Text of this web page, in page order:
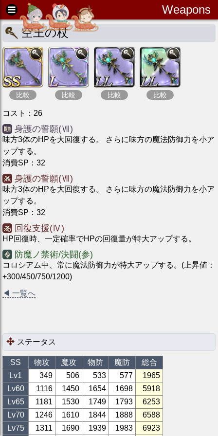
Weapons
空王の杖
比較 比較 比較 比較
コスト ： 26
身護の誓願(Ⅶ)
味方3体のHPを大回復する。 さらに味方の魔法防御力を小ア
ップする。
消費SP ： 32
身護の誓願(Ⅶ)
味方3体のHPを大回復する。 さらに味方の魔法防御力を小ア
ップする。
消費SP ： 32
回復支援(Ⅳ)
HP回復時、一定確率でHPの回復量が特大アップする。
防魔ノ禁術/決闘(参)
コロシアム中、常に魔法防御力が特大アップする。(上昇値：
+300/450/750/1200)
◀ 一覧へ
ステータス
SS 物攻 魔攻 物防 魔防
総合
Lv1
349 506 533 577
1965
Lv60 1116 1450 1654 1698
5918
Lv65 1181 1530 1749 1793
6253
Lv70 1246 1610 1844 1888
6588
Lv75 1311 1690 1939 1983 6923